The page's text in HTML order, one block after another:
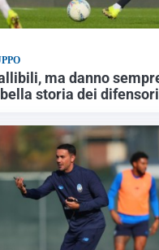
ma danno
storia dei